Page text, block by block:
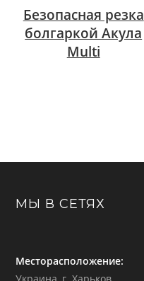
Безопасная резка
болгаркой Акула
Multi
МЫ В СЕТЯХ
Месторасположение: